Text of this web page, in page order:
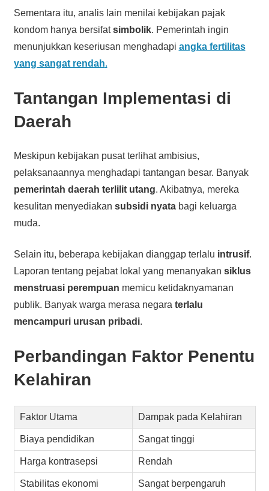
Sementara itu, analis lain menilai kebijakan pajak
kondom hanya bersifatsimbolik. Pemerintah ingin
menunjukkan keseriusan menghadapi angka fertilitas
yang sangat rendah.
Tantangan Implementasi di
Daerah
Meskipun kebijakan pusat terlihat ambisius,
pelaksanaannya menghadapi tantangan besar. Banyak
pemerintah daerah terlilit utang. Akibatnya, mereka
kesulitan menyediakan subsidi nyatabagi keluarga
muda.
Selain itu, beberapa kebijakan dianggap terlalu intrusif.
Laporan tentang pejabat lokal yang menanyakan siklus
menstruasi perempuan memicu ketidaknyamanan
publik. Banyak warga merasa negara terlalu
mencampuri urusan pribadi.
Perbandingan Faktor Penentu
Kelahiran
Faktor Utama Dampak pada Kelahiran
Biaya pendidikan Sangat tinggi
Harga kontrasepsi Rendah
Stabilitas ekonomi Sangat berpengaruh